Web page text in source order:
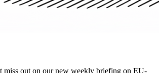
miss out on our new weekly briefing on EU-